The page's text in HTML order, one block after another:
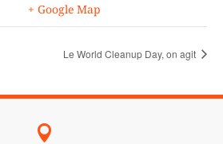
+ Google Map
Le World Cleanup Day, on agit
